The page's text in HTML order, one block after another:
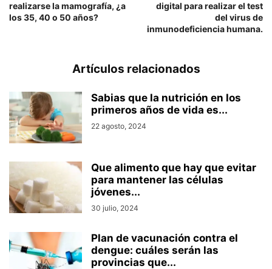
realizarse la mamografía, ¿a
los 35, 40 o 50 años?
digital para realizar el test
del virus de
inmunodeficiencia humana.
Artículos relacionados
Sabias que la nutrición en los
primeros años de vida es...
22 agosto, 2024
Que alimento que hay que evitar
para mantener las células
jóvenes...
30 julio, 2024
Plan de vacunación contra el
dengue: cuáles serán las
provincias que...